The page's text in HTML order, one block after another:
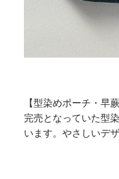
【型染めポーチ・早蕨
完売となっていた型
います。 やさしいデ